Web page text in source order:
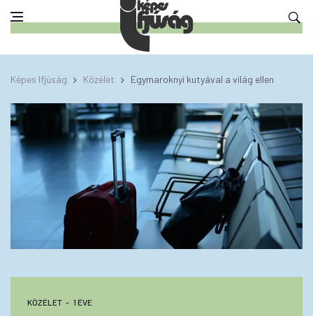
Képes Ifjúság Közélet Egymaroknyi kutyával a világ ellen
KÖZÉLET 1 ÉVE